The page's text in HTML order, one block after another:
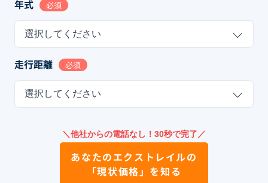
年式 必須
選択してください
走行距離 必須
選択してください
＼他社からの電話なし！30秒で完了／
あなたのエクストレイルの
「現状価格」を知る